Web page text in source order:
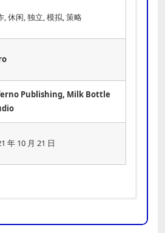
, 休闲, 独立, 模拟, 策略
Publishing, Milk Bottle
年 10 月 21 日